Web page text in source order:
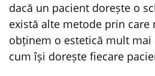
dacă un pacient dorește o
există alte metode prin care
obținem o estetică mult mai
cum își dorește fiecare